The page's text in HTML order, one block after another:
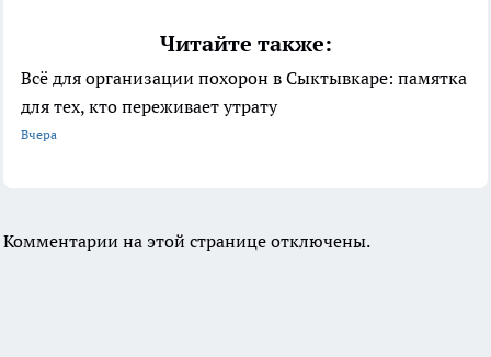
Читайте также:
Всё для организации похорон в Сыктывкаре: памятка
для тех, кто переживает утрату
Вчера
Комментарии на этой странице отключены.